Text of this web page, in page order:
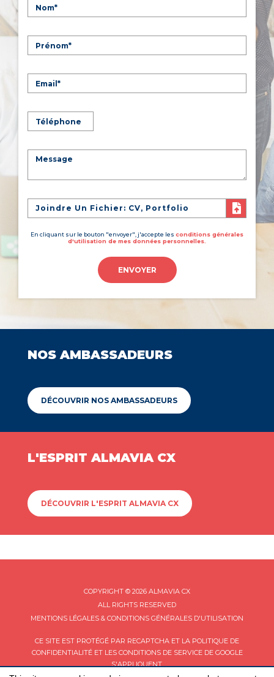
Joindre Un Fichier: CV, Portfolio
En cliquant sur le bouton "envoyer", j'accepte les conditions générales
d'utilisation de mes données personnelles.
ENVOYER
NOS AMBASSADEURS
DÉCOUVRIR NOS AMBASSADEURS
L'ESPRIT ALMAVIA CX
DÉCOUVRIR L'ESPRIT ALMAVIA CX
COPYRIGHT © 2026 ALMAVIA CX
ALL RIGHTS RESERVED
MENTIONS LÉGALES & CONDITIONS GÉNÉRALES D'UTILISATION
CE SITE EST PROTÉGÉ PAR RECAPTCHA ET LA POLITIQUE DE
CONFIDENTIALITÉET LES CONDITIONS DE SERVICEDE GOOGLE
S'APPLIQUENT.